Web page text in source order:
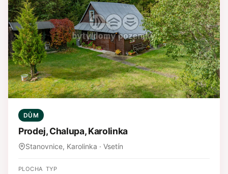
DŮM
Prodej, Chalupa, Karolinka
Stanovnice, Karolinka · Vsetín
PLOCHA TYP